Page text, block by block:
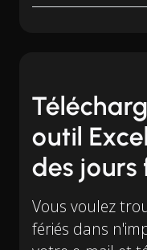
outil
des jours
Vous voulez
fériés dans